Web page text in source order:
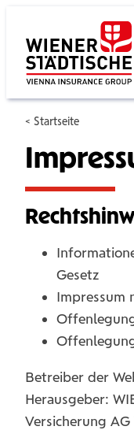
Startseite
Gesetz
Impressum
Betreiber der
Herausgeber:
Versicherung